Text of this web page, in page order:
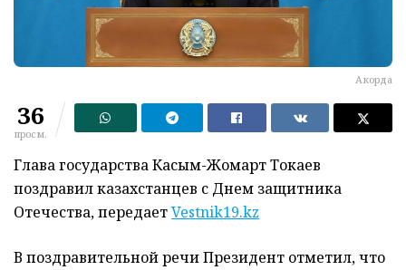
Акорда
36
просм.
Глава государства Касым-Жомарт Токаев
поздравил казахстанцев с Днем защитника
Отечества, передаетVestnik19.kz
В поздравительной речи Президент отметил, что